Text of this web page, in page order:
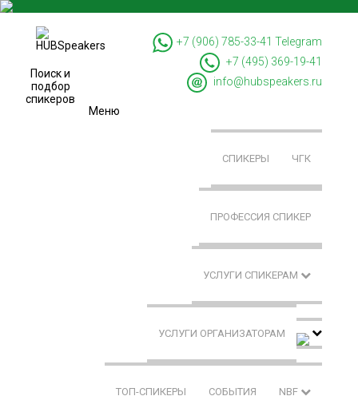
Поиск и
подбор
спикеров
+7 (906) 785-33-41 Telegram
+7 (495) 369-19-41
info@hubspeakers.ru
Меню
СПИКЕРЫ ЧГК
ПРОФЕССИЯ СПИКЕР
УСЛУГИ СПИКЕРАМ
УСЛУГИ ОРГАНИЗАТОРАМ
ТОП-СПИКЕРЫ СОБЫТИЯ NBF